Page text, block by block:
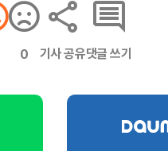
0 기사 공유댓글 쓰기